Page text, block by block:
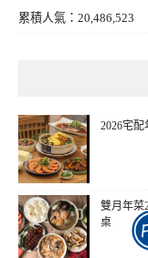
累積人氣：20,486,523
2026宅
雙月年菜
桌